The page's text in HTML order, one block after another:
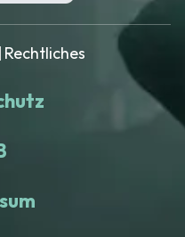
Rechtliches